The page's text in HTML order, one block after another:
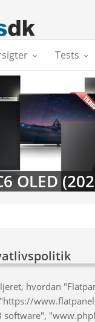
Tests
OLED
hvordan
software",